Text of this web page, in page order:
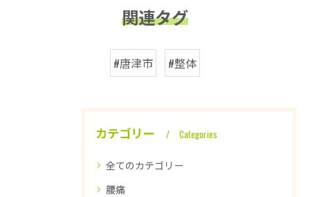
関連タグ
#唐津市 #整体
カテゴリー Categories
全てのカテゴリー
腰痛